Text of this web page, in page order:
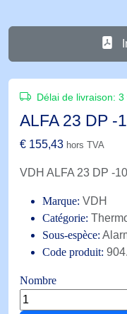
Délai de livraison: 3
ALFA 23 DP -
€ 155,43 hors TVA
VDH ALFA 23 DP -
Marque: VDH
Catégorie:
Sous-espèce:
Code produit:
Nombre
quantité